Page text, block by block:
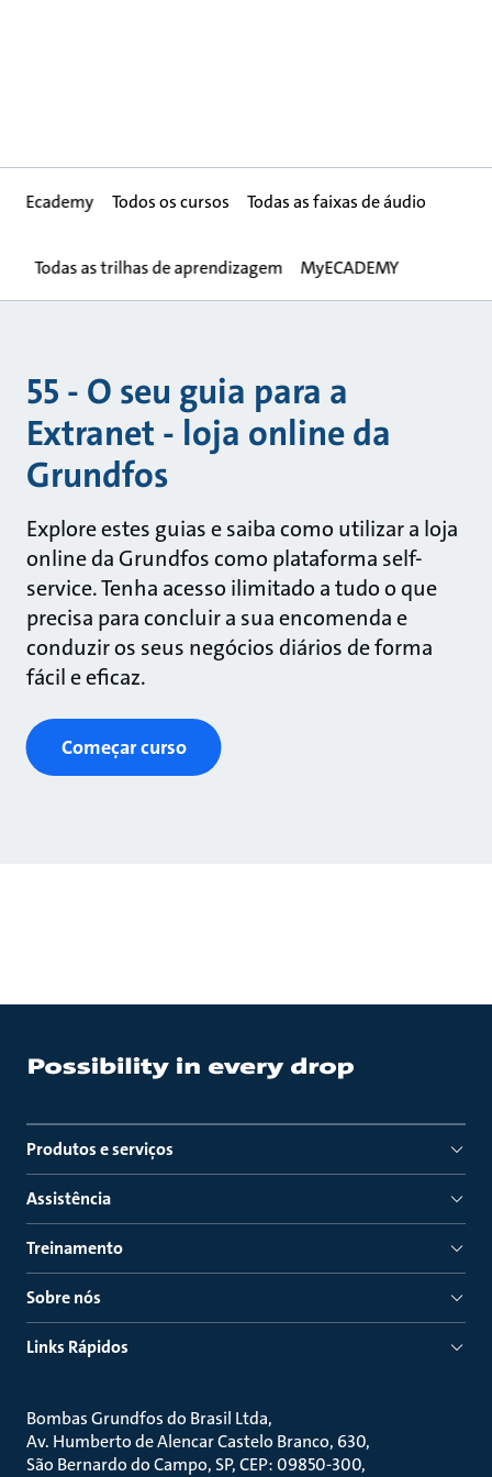
Ecademy Todos os cursos Todas as faixas de áudio
Todas as trilhas de aprendizagem MyECADEMY
55 - O seu guia para a
Extranet - loja online da
Grundfos
Explore estes guias e saiba como utilizar a loja
online da Grundfos como plataforma self-
service. Tenha acesso ilimitado a tudo o que
precisa para concluir a sua encomenda e
conduzir os seus negócios diários de forma
fácil e eficaz.
Começar curso
Produtos e serviços
Assistência
Treinamento
Sobre nós
Links Rápidos
Bombas Grundfos do Brasil Ltda
Av. Humberto de Alencar Castelo Branco, 630
São Bernardo do Campo, SP, CEP: 09850-300